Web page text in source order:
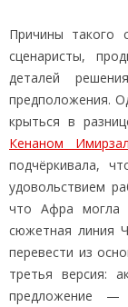
Причины такого
сценаристы,
деталей
предположения.
крыться в
Кенаном
подчёркивала,
удовольствием
что Афра могла
сюжетная линия
перевести из
третья версия:
предложение —